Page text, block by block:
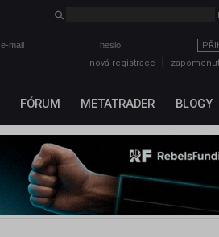
nová registrace
FÓRUM METATRADER BLOGY